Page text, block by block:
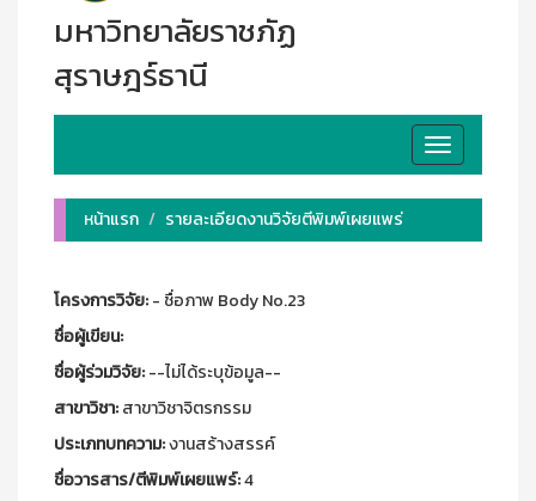
มหาวิทยาลัยราชภัฏ
สุราษฎร์ธานี
Toggle
navigation
หน้าแรก
รายละเอียดงานวิจัยตีพิมพ์เผยแพร่
โครงการวิจัย:- ชื่อภาพ Body No.23
ชื่อผู้เขียน:
ชื่อผู้ร่วมวิจัย:--ไม่ได้ระบุข้อมูล--
สาขาวิชา:สาขาวิชาจิตรกรรม
ประเภทบทความ:งานสร้างสรรค์
ชื่อวารสาร/ตีพิมพ์เผยแพร์:4